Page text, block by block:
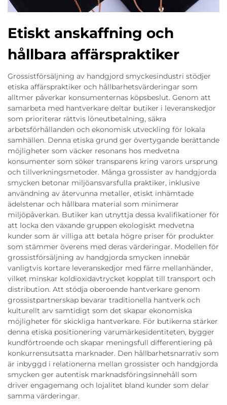
Etiskt anskaffning och
hållbara affärspraktiker
Grossistförsäljning av handgjord smyckesindustri stödjer
etiska affärspraktiker och hållbarhetsvärderingar som
alltmer påverkar konsumenternas köpsbeslut. Genom att
samarbeta med hantverkare deltar butiker i leveranskedjor
som prioriterar rättvis löneutbetalning, säkra
arbetsförhållanden och ekonomisk utveckling för lokala
samhällen. Denna etiska grund ger övertygande berättande
möjligheter som väcker resonans hos medvetna
konsumenter som söker transparens kring varors ursprung
och tillverkningsmetoder. Många grossister av handgjorda
smycken betonar miljöansvarsfulla praktiker, inklusive
användning av återvunna metaller, etiskt inhämtade
ädelstenar och hållbara material som minimerar
miljöpåverkan. Butiker kan utnyttja dessa kvalifikationer för
att locka den växande gruppen ekologiskt medvetna
kunder som är villiga att betala högre priser för produkter
som stämmer överens med deras värderingar. Modellen för
grossistförsäljning av handgjorda smycken innebär
vanligtvis kortare leveranskedjor med färre mellanhänder,
vilket minskar koldioxidavtrycket kopplat till transport och
distribution. Att stödja oberoende hantverkare genom
grossistpartnerskap bevarar traditionella hantverk och
kulturellt arv samtidigt som det skapar ekonomiska
möjligheter för skickliga hantverkare. För butikerna stärker
denna etiska positionering varumärkesidentiteten, bygger
kundförtroende och skapar meningsfull differentiering på
konkurrensutsatta marknader. Den hållbarhetsnarrativ som
är inbyggd i relationerna mellan grossister och handgjorda
smycken ger autentisk marknadsföringsinnehåll som
driver engagemang och lojalitet bland kunder som delar
samma värderingar.